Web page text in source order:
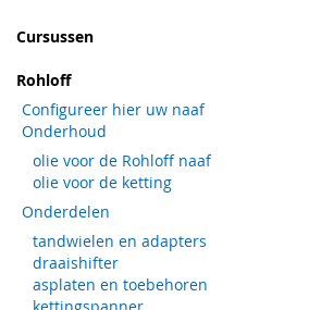
Cursussen
Rohloff
Configureer hier uw naaf
Onderhoud
olie voor de Rohloff naaf
olie voor de ketting
Onderdelen
tandwielen en adapters
draaishifter
asplaten en toebehoren